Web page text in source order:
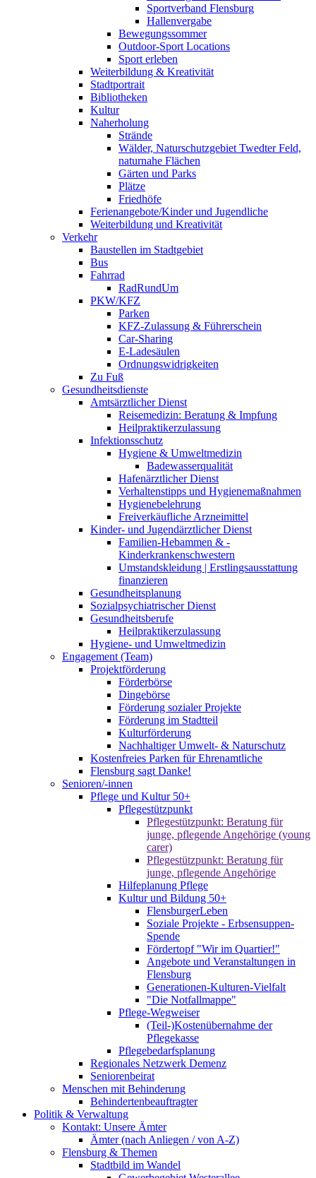
Sportverband Flensburg
Hallenvergabe
Bewegungssommer
Outdoor-Sport Locations
Sport erleben
Weiterbildung & Kreativität
Stadtportrait
Bibliotheken
Kultur
Naherholung
Strände
Wälder, Naturschutzgebiet Twedter Feld,
naturnahe Flächen
Gärten und Parks
Plätze
Friedhöfe
Ferienangebote/Kinder und Jugendliche
Weiterbildung und Kreativität
Verkehr
Baustellen im Stadtgebiet
Bus
Fahrrad
RadRundUm
PKW/KFZ
Parken
KFZ-Zulassung & Führerschein
Car-Sharing
E-Ladesäulen
Ordnungswidrigkeiten
Zu Fuß
Gesundheitsdienste
Amtsärztlicher Dienst
Reisemedizin: Beratung & Impfung
Heilpraktikerzulassung
Infektionsschutz
Hygiene & Umweltmedizin
Badewasserqualität
Hafenärztlicher Dienst
Verhaltenstipps und Hygienemaßnahmen
Hygienebelehrung
Freiverkäufliche Arzneimittel
Kinder- und Jugendärztlicher Dienst
Familien-Hebammen & -
Kinderkrankenschwestern
Umstandskleidung | Erstlingsausstattung
finanzieren
Gesundheitsplanung
Sozialpsychiatrischer Dienst
Gesundheitsberufe
Heilpraktikerzulassung
Hygiene- und Umweltmedizin
Engagement (Team)
Projektförderung
Förderbörse
Dingebörse
Förderung sozialer Projekte
Förderung im Stadtteil
Kulturförderung
Nachhaltiger Umwelt- & Naturschutz
Kostenfreies Parken für Ehrenamtliche
Flensburg sagt Danke!
Senioren/-innen
Pflege und Kultur 50+
Pflegestützpunkt
Pflegestützpunkt: Beratung für
junge, pflegende Angehörige (young
carer)
Pflegestützpunkt: Beratung für
junge, pflegende Angehörige
Hilfeplanung Pflege
Kultur und Bildung 50+
FlensburgerLeben
Soziale Projekte - Erbsensuppen-
Spende
Fördertopf "Wir im Quartier!"
Angebote und Veranstaltungen in
Flensburg
Generationen-Kulturen-Vielfalt
"Die Notfallmappe"
Pflege-Wegweiser
(Teil-)Kostenübernahme der
Pflegekasse
Pflegebedarfsplanung
Regionales Netzwerk Demenz
Seniorenbeirat
Menschen mit Behinderung
Behindertenbeauftragter
Politik & Verwaltung
Kontakt: Unsere Ämter
Ämter (nach Anliegen / von A-Z)
Flensburg & Themen
Stadtbild im Wandel